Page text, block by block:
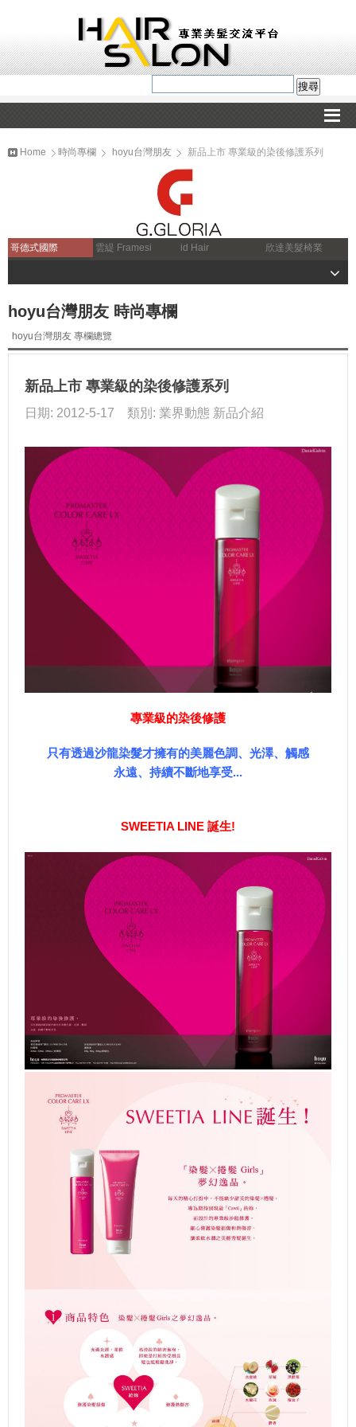
Home 時尚專欄 hoyu台灣朋友 新品上市 專業級的染後修護系列
哥德式國際 雲緹 Framesi id Hair 欣達美髮椅業
hoyu台灣朋友 時尚專欄
hoyu台灣朋友 專欄總覽
新品上市 專業級的染後修護系列
日期: 2012-5-17 類別: 業界動態 新品介紹
專業級的染後修護
只有透過沙龍染髮才擁有的美麗色調、光澤、觸感
永遠、持續不斷地享受...
SWEETIA LINE 誕生!